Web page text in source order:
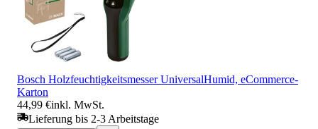
Bosch Holzfeuchtigkeitsmesser UniversalHumid, eCommerce-
Karton
44,99 €inkl. MwSt.
Lieferung bis 2-3 Arbeitstage